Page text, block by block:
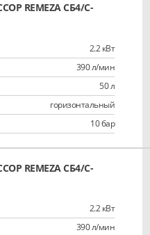
REMEZA СБ4/C-
2.2 кВт
390 л/мин
50 л
горизонтальный
10 бар
REMEZA СБ4/C-
2.2 кВт
390 л/мин